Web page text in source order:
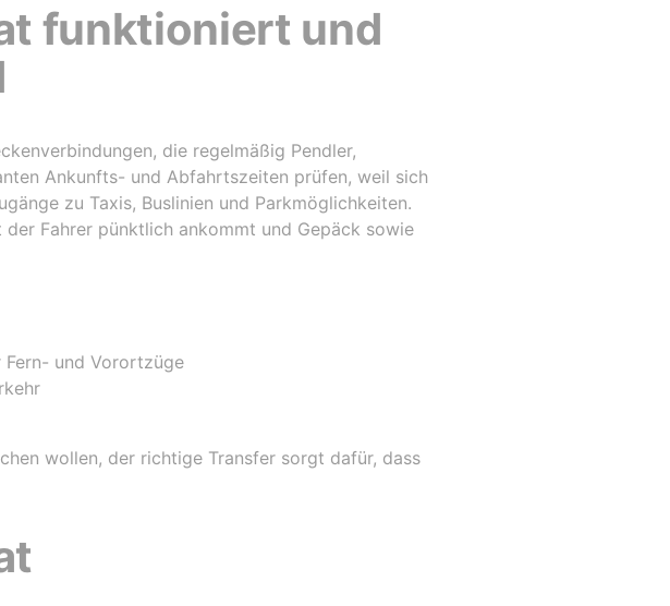
funktioniert und
die regelmäßig Pendler,
Ankunfts- und Abfahrtszeiten prüfen, weil sich
zu Taxis, Buslinien und Parkmöglichkeiten.
Fahrer pünktlich ankommt und Gepäck sowie
und Vorortzüge
wollen, der richtige Transfer sorgt dafür, dass